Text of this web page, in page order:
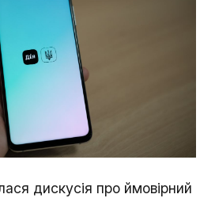
дискусія про ймовірний